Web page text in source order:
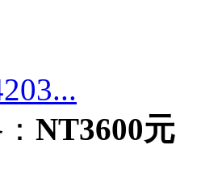
NT3600元